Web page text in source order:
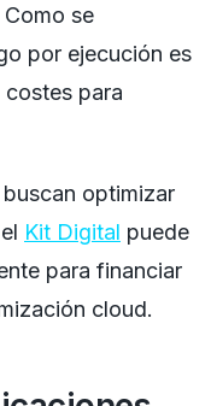
Como se
por ejecución es
costes para
buscan optimizar
Kit Digital puede
para financiar
cloud.